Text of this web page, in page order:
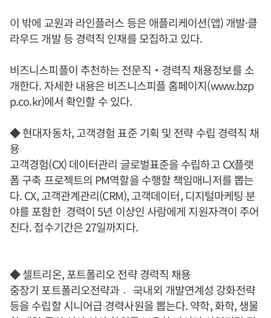
이 밖에 교원과 라인플러스 등은 애플리케이션(앱) 개발·클
라우드 개발 등 경력직 인재를 모집하고 있다.
비즈니스피플이 추천하는 전문직‧경력직 채용정보를 소
개한다. 자세한 내용은 비즈니스피플 홈페이지(www.bzp
p.co.kr)에서 확인할 수 있다.
◆ 현대자동차, 고객경험 표준 기획 및 전략 수립 경력직 채
용
고객경험(CX) 데이터관리 글로벌표준을 수립하고 CX플랫
폼 구축 프로젝트의 PM역할을 수행할 책임매니저를 뽑는
다. CX, 고객관계관리(CRM), 고객데이터, 디지털마케팅 분
야를 포함한 경력이 5년 이상인 사람에게 지원자격이 주어
진다. 접수기간은 27일까지다.
◆ 셀트리온, 포트폴리오 전략 경력직 채용
중장기 포트폴리오전략과 국〮내외 개발연계성 강화전략
등을 수립할 시니어급 경력사원을 뽑는다. 약학, 화학, 생물